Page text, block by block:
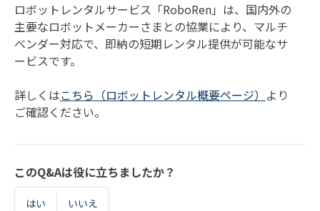
ロボットレンタルサービス「RoboRen」は、国内外の
主要なロボットメーカーさまとの協業により、マルチ
ベンダー対応で、即納の短期レンタル提供が可能なサ
ービスです。
詳しくはこちら（ロボットレンタル概要ページ） より
ご確認ください。
このQ&Aは役に立ちましたか？
はい いいえ